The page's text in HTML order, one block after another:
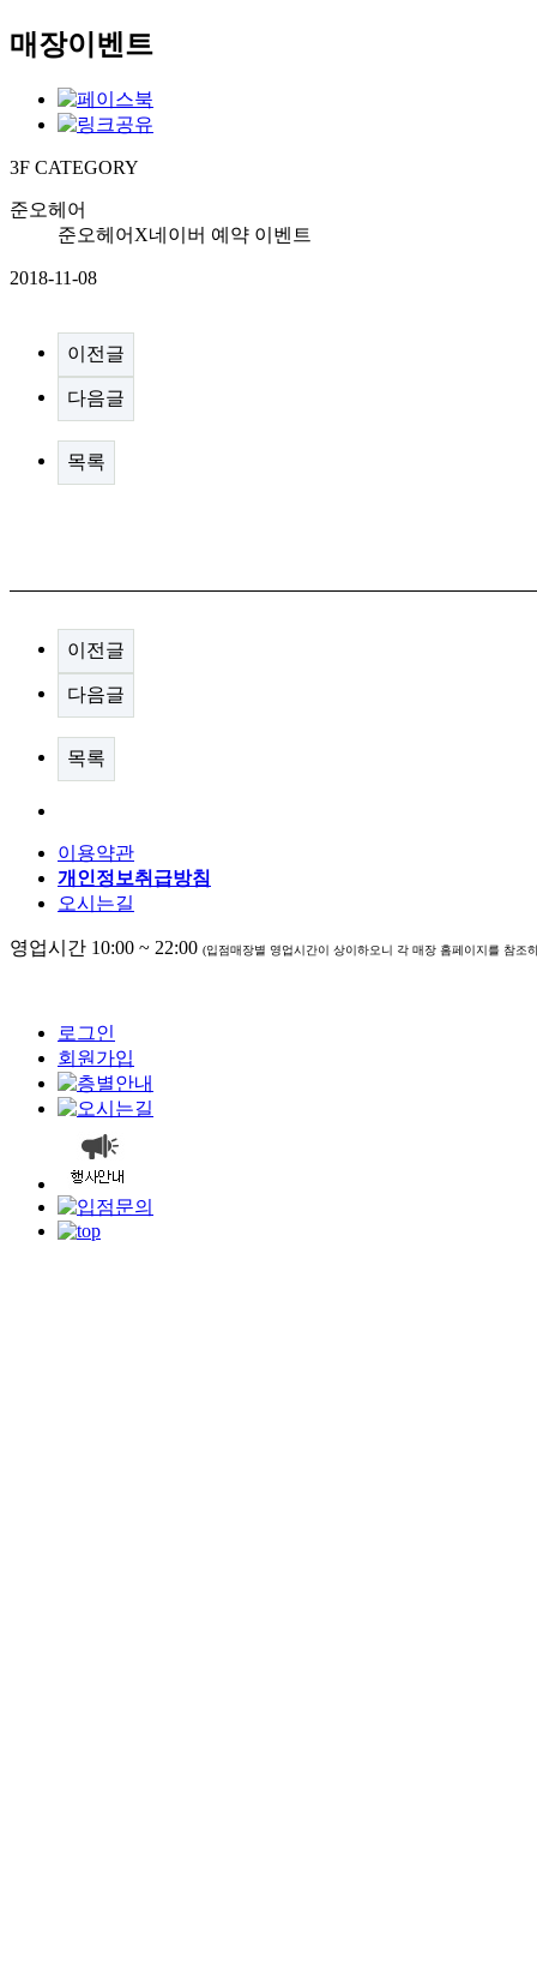
매장이벤트
3F CATEGORY
준오헤어
준오헤어X네이버 예약 이벤트
2018-11-08
이전글
다음글
목록
이전글
다음글
목록
이용약관
개인정보취급방침
오시는길
영업시간 10:00 ~ 22:00 (입점매장별 영업시간이 상이하오니 각 매장 홈페이지를 참조
로그인
회원가입